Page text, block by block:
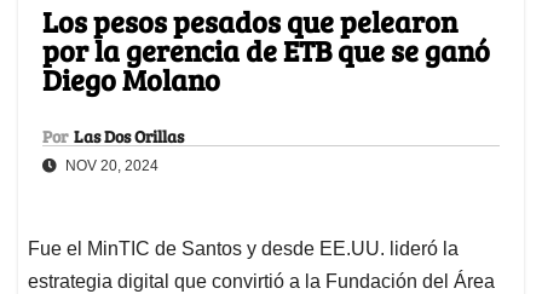
Los pesos pesados que pelearon
por la gerencia de ETB que se ganó
Diego Molano
Por Las Dos Orillas
NOV 20, 2024
Fue el MinTIC de Santos y desde EE.UU. lideró la
estrategia digital que convirtió a la Fundación del Área